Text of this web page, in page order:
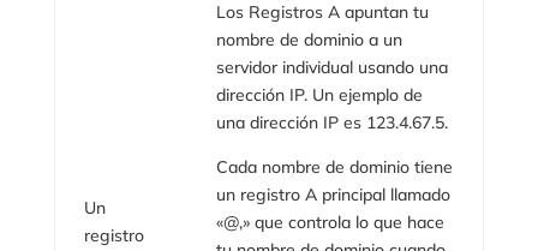
Un
registro
Los Registros A apuntan tu
nombre de dominio a un
servidor individual usando una
dirección IP. Un ejemplo de
una dirección IP es 123.4.67.5.
Cada nombre de dominio tiene
un registro A principal llamado
«@,» que controla lo que hace